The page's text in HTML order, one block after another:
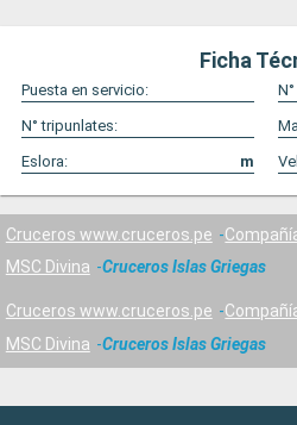
Ficha
Puesta en servicio:
N° tripunlates:
Eslora:
m
Cruceros www.cruceros.pe
MSC Divina
Cruceros Islas Griegas
Cruceros www.cruceros.pe
MSC Divina
Cruceros Islas Griegas